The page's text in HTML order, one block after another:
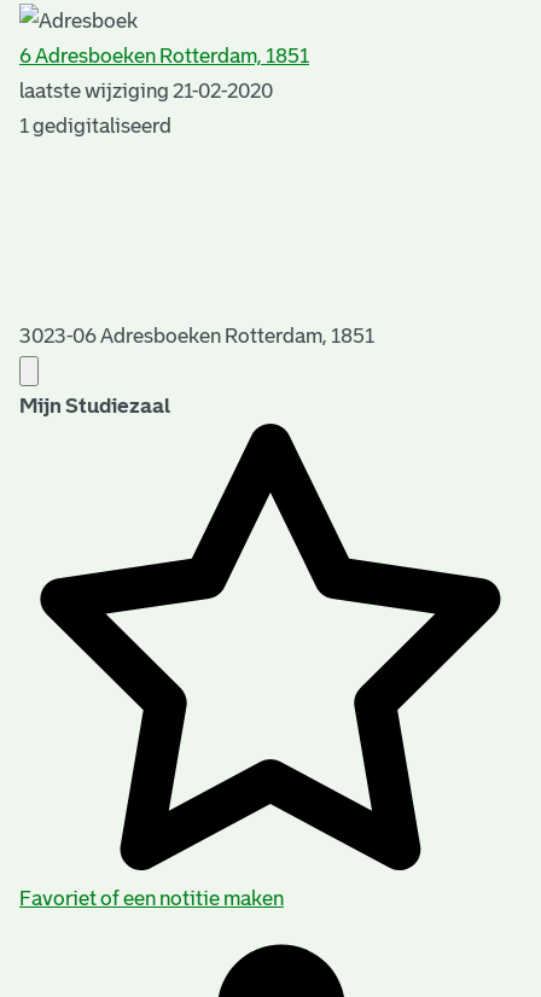
6 Adresboeken Rotterdam, 1851
laatste wijziging 21-02-2020
1 gedigitaliseerd
3023-06 Adresboeken Rotterdam, 1851
Mijn Studiezaal
Favoriet of een notitie maken